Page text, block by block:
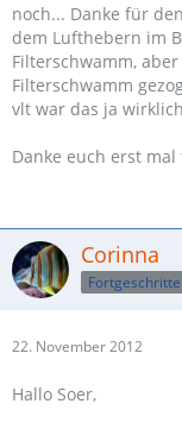
noch... Danke für
dem Lufthebern im
Filterschwamm,
Filterschwamm
vlt war das ja
Danke euch erst
Corinna
22. November 2012
Hallo Soer,